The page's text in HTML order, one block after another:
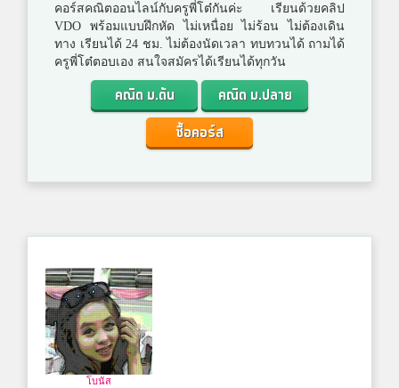
คอร์สคณิตออนไลน์กับครูพี่โต๋กันค่ะ เรียนด้วยคลิป
VDO พร้อมแบบฝึกหัด ไม่เหนื่อย ไม่ร้อน ไม่ต้องเดิน
ทาง เรียนได้ 24 ชม. ไม่ต้องนัดเวลา ทบทวนได้ ถามได้
ครูพี่โต๋ตอบเอง สนใจสมัครได้เรียนได้ทุกวัน
คณิต ม.ต้น
คณิต ม.ปลาย
ซื้อคอร์ส
โบนัส